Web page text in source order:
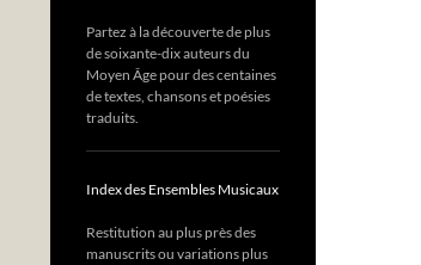
Partez à la découverte de plus
de soixante-dix auteurs du
Moyen Âge pour des centaines
de textes, chansons et poésies
traduits.
Index des Ensembles Musicaux
Restitution au plus près des
manuscrits ou variations plus